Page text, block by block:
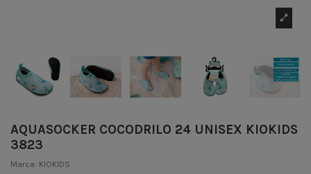
AQUASOCKER COCODRILO 24 UNISEX KIOKIDS
3823
Marca: KIOKIDS